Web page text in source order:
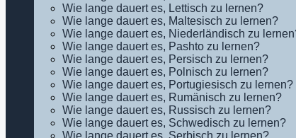
Wie lange dauert es, Lettisch zu lernen?
Wie lange dauert es, Maltesisch zu lernen?
Wie lange dauert es, Niederländisch zu
Wie lange dauert es, Pashto zu lernen?
Wie lange dauert es, Persisch zu lernen?
Wie lange dauert es, Polnisch zu lernen?
Wie lange dauert es, Portugiesisch zu lernen?
Wie lange dauert es, Rumänisch zu lernen?
Wie lange dauert es, Russisch zu lernen?
Wie lange dauert es, Schwedisch zu lernen?
Wie lange dauert es, Serbisch zu lernen?